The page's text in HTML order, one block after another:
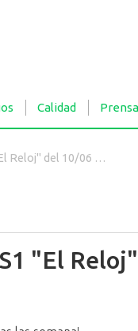
Calidad Prensa
del 10/06 al 16/06
"El